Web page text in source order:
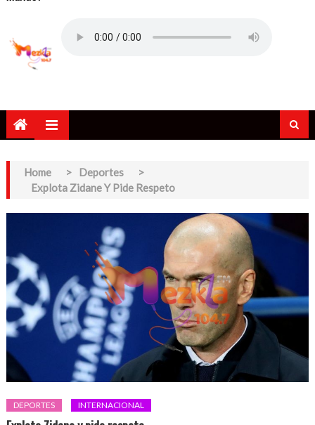
Home > Deportes
>
Explota Zidane Y Pide Respeto
DEPORTES INTERNACIONAL